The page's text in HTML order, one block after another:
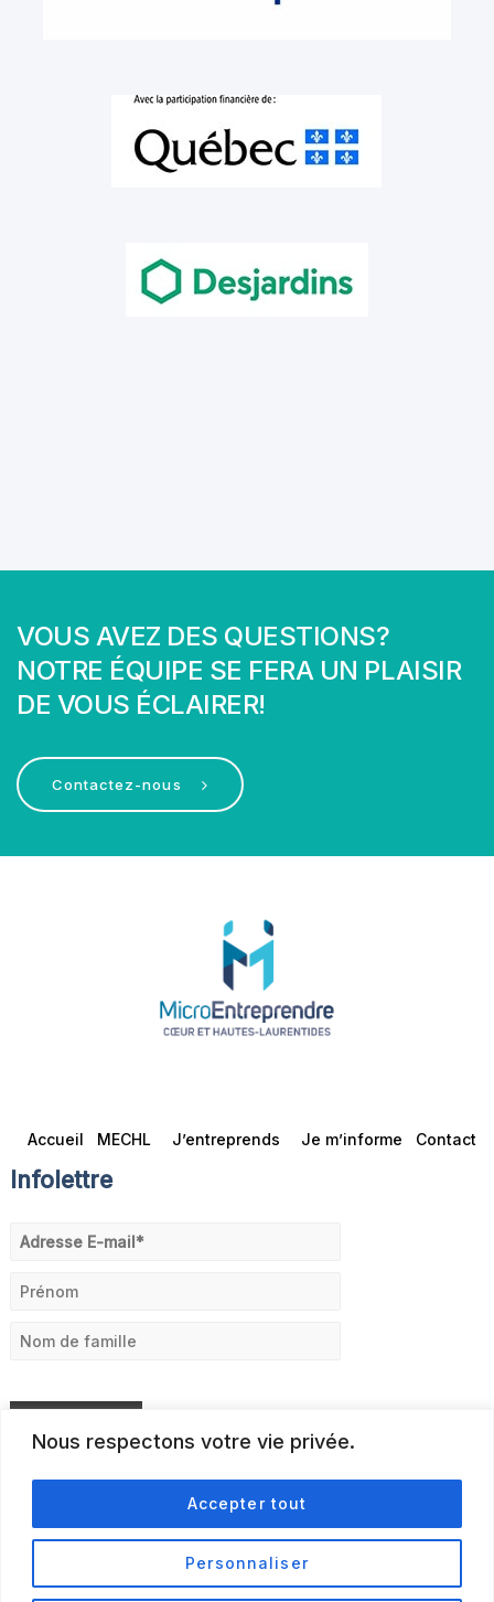
Nous respectons votre vie privée.
Personnaliser
Accepter tout
VOUS AVEZ DES QUESTIONS?
NOTRE ÉQUIPE SE FERA UN PLAISIR
DE VOUS ÉCLAIRER!
Contactez-nous
Accueil MECHL J’entreprends Je m’informe Contact
Infolettre